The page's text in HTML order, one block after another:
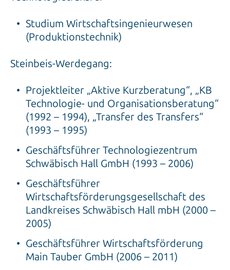
Studium Wirtschaftsingenieurwesen
(Produktionstechnik)
Steinbeis-Werdegang:
Projektleiter „Aktive Kurzberatung“, „KB
Technologie- und Organisationsberatung“
(1992 – 1994), „Transfer des Transfers“
(1993 – 1995)
Geschäftsführer Technologiezentrum
Schwäbisch Hall GmbH (1993 – 2006)
Geschäftsführer
Wirtschaftsförderungsgesellschaft des
Landkreises Schwäbisch Hall mbH (2000 –
2005)
Geschäftsführer Wirtschaftsförderung
Main Tauber GmbH (2006 – 2011)